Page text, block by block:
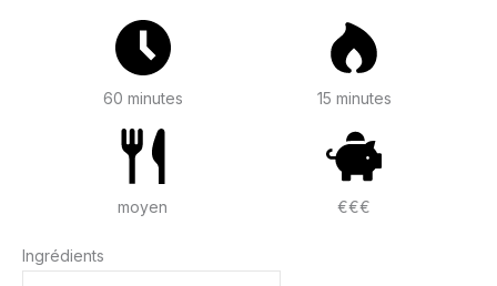
60 minutes 15 minutes
moyen €€€
Ingrédients